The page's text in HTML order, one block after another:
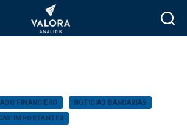
r
a
A
C
a
t
FINANCIERO
NOTICIAS BANCARIAS
IMPORTANTES